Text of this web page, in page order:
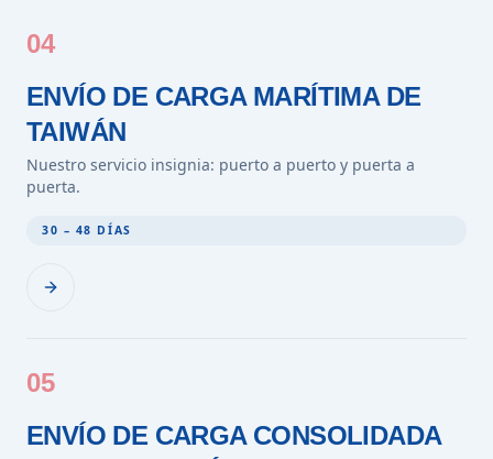
04
ENVÍO DE CARGA MARÍTIMA DE
TAIWÁN
Nuestro servicio insignia: puerto a puerto y puerta a
puerta.
30 – 48 DÍAS
05
ENVÍO DE CARGA CONSOLIDADA